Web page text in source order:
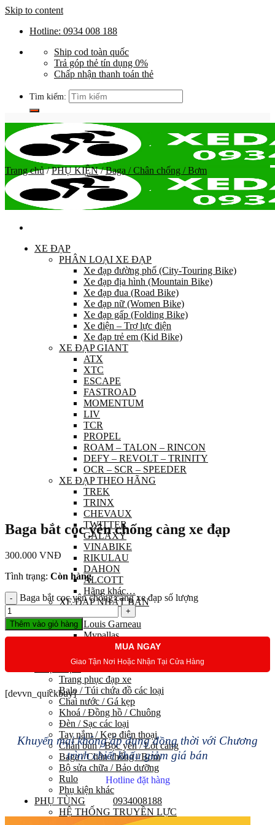
Skip to content
Hotline: 0934 008 188
Ship cod toàn quốc
Trả góp thẻ tín dụng 0%
Chấp nhận thanh toán thẻ
Tìm kiếm:
XE ĐẠP
PHÂN LOẠI XE ĐẠP
Xe đạp đường phố (City-Touring Bike)
Xe đạp địa hình (Mountain Bike)
Xe đạp đua (Road Bike)
Xe đạp nữ (Women Bike)
Xe đạp gấp (Folding Bike)
Xe điện – Trợ lực điện
Xe đạp trẻ em (Kid Bike)
XE ĐẠP GIANT
ATX
XTC
ESCAPE
FASTROAD
MOMENTUM
LIV
TCR
PROPEL
ROAM – TALON – RINCON
DEFY – REVOLT – TRINITY
OCR – SCR – SPEEDER
XE ĐẠP THEO HÃNG
TREK
TRINX
CHEVAUX
TWITTER
GALAXY
VINABIKE
RIKULAU
DAHON
ALCOTT
Hãng khác…
XE ĐẠP NHẬT BẢN
Louis Garneau
Mypallas
Kawamura
Trang phục đạp xe
Balo / Túi chứa đồ các loại
Chai nước / Gá kẹp
Khoá / Đồng hồ / Chuông
Đèn / Sạc các loại
Tay nắm / Kẹp điện thoại
Chắn bùn / Bọc yên / Lót càng
Baga / Chân chống / Bơm
Bộ sửa chữa / Bảo dưỡng
Rulo
Phụ kiện khác
PHỤ TÙNG
HỆ THỐNG TRUYỀN LỰC
Trang chủ / PHỤ KIỆN / Baga / Chân chống / Bơm
Baga bắt cọc yên chống càng xe đạp
300.000 VNĐ
Tình trạng: Còn hàng
Baga bắt cọc yên chống càng xe đạp số lượng
Thêm vào giỏ hàng
MUA NGAY
Giao Tận Nơi Hoặc Nhận Tại Cửa Hàng
[devvn_quickbuy]
Khuyến mại không áp dụng đồng thời với Chương
trình chiết khấu giảm giá bán
Hotline đặt hàng
0934008188